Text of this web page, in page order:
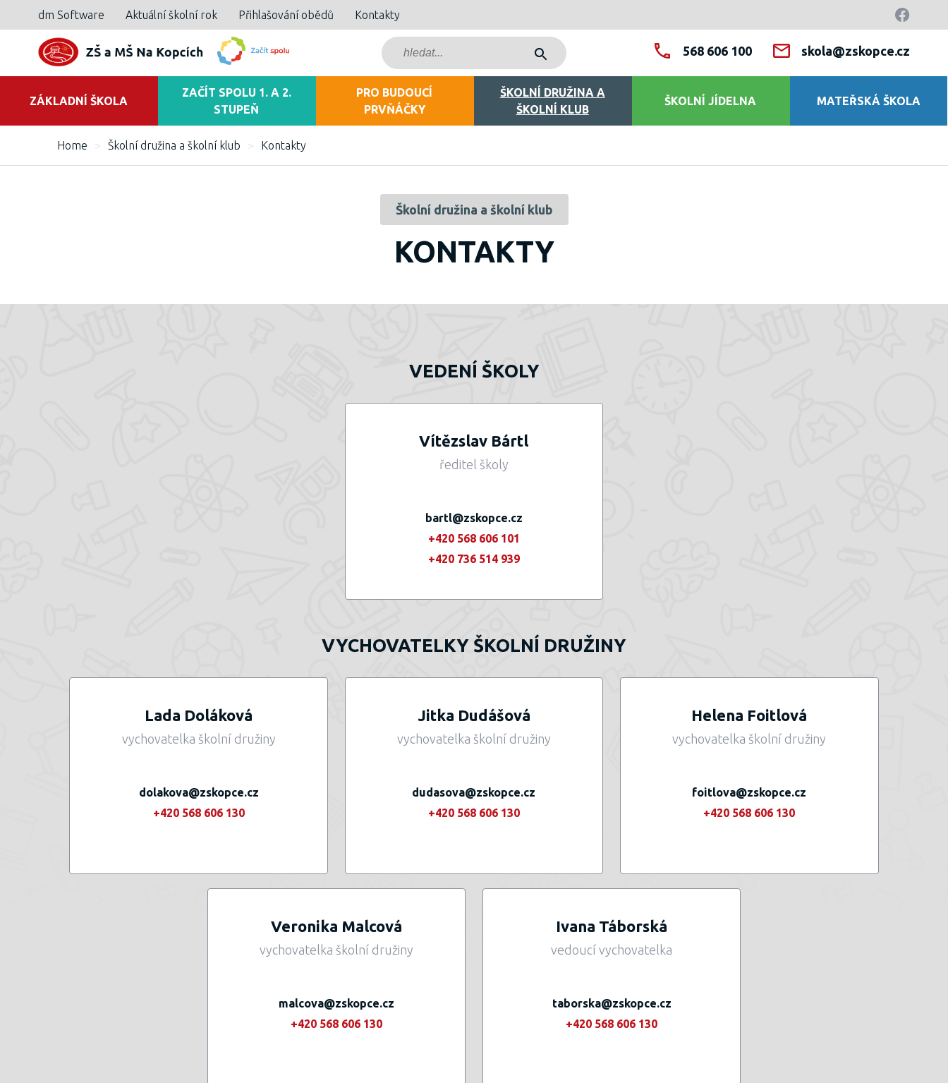
dm Software Aktuální školní rok Přihlašování obědů Kontakty
568 606 100 skola@zskopce.cz
ZÁKLADNÍ ŠKOLA
ZAČÍT SPOLU 1. A 2.
STUPEŇ
PRO BUDOUCÍ
PRVŇÁČKY
ŠKOLNÍ DRUŽINA A
ŠKOLNÍ KLUB
ŠKOLNÍ JÍDELNA MATEŘSKÁ ŠKOLA
Home > Školní družina a školní klub > Kontakty
Školní družina a školní klub
KONTAKTY
VEDENÍ ŠKOLY
Vítězslav Bártl
ředitel školy
bartl@zskopce.cz
+420 568 606 101
+420 736 514 939
VYCHOVATELKY ŠKOLNÍ DRUŽINY
Lada Doláková
vychovatelka školní družiny
dolakova@zskopce.cz
+420 568 606 130
Jitka Dudášová
vychovatelka školní družiny
dudasova@zskopce.cz
+420 568 606 130
Helena Foitlová
vychovatelka školní družiny
foitlova@zskopce.cz
+420 568 606 130
Veronika Malcová
vychovatelka školní družiny
malcova@zskopce.cz
+420 568 606 130
Ivana Táborská
vedoucí vychovatelka
taborska@zskopce.cz
+420 568 606 130